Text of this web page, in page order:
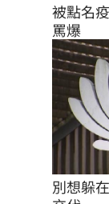
被點名
罵爆
別想躲